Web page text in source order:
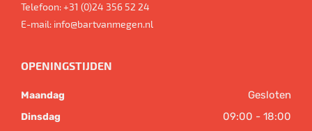
Telefoon:+31 (0)24 356 52 24
E-mail: info@bartvanmegen.nl
OPENINGSTIJDEN
Maandag Gesloten
Dinsdag 09:00 - 18:00